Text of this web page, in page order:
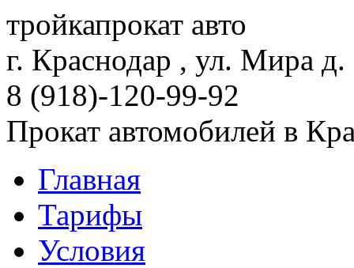
тройкапрокат авто
г. Краснодар , ул. Мира
8 (918)-120-99-92
Прокат автомобилей в
Главная
Тарифы
Условия